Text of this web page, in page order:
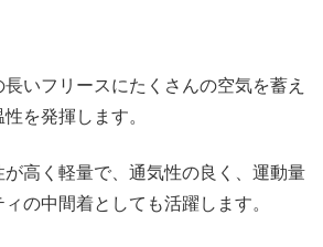
いフリースにたくさんの空気を蓄え
を発揮します。
が高く軽量で、通気性の良く、運動量
の中間着としても活躍します。